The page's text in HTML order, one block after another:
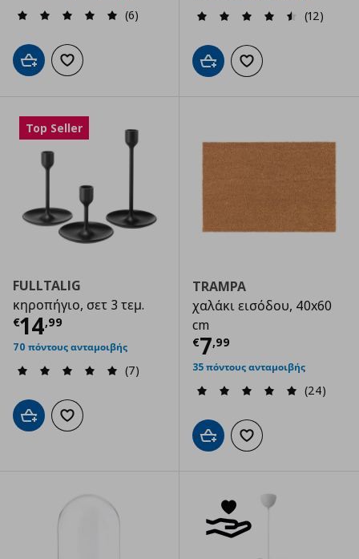
(6)
Προσθήκη στο καλάθι
Προσθήκη στα αγαπημένα
(12)
Προσθήκη στο καλάθι
Προσθήκη στα
Top Seller
FULLTALIG
κηροπήγιο, σετ 3 τεμ.
€14,99
Τρέχουσα τιμή € 14,99
70 πόντους ανταμοιβής
(7)
Προσθήκη στο καλάθι
Προσθήκη στα αγαπημένα
TRAMPA
χαλάκι εισόδου, 40x60
cm
€7,99
Τρέχουσα
35 πόντους ανταμοιβής
(24)
Προσθήκη στο καλάθι
Προσθήκη στα